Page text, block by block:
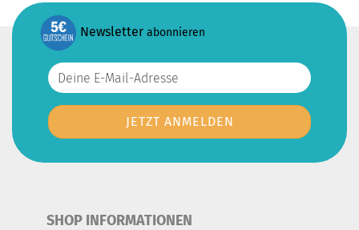
Newsletter abonnieren
SHOP INFORMATIONEN